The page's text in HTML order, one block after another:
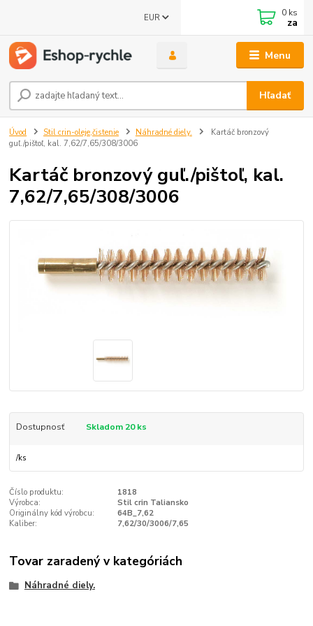
Menu
EUR
Hľadať
0 ks
za
Úvod Stil crin-oleje,čistenie Náhradné diely.
Kartáč bronzový
guľ./pištoľ, kal. 7,62/7,65/308/3006
Kartáč bronzový guľ./pištoľ, kal.
7,62/7,65/308/3006
Dostupnosť Skladom 20 ks
/ks
Číslo produktu:
1818
Výrobca:
Stil crin Taliansko
Originálny kód výrobcu:
64B_7,62
Kaliber:
7,62/30/3006/7,65
Tovar zaradený v kategóriách
Náhradné diely.